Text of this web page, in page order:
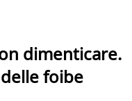
dimenticare.
foibe